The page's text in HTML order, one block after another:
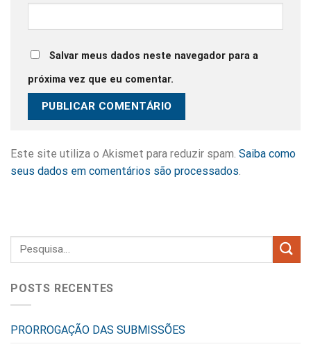
Salvar meus dados neste navegador para a
próxima vez que eu comentar.
Este site utiliza o Akismet para reduzir spam. Saiba como
seus dados em comentários são processados.
POSTS RECENTES
PRORROGAÇÃO DAS SUBMISSÕES